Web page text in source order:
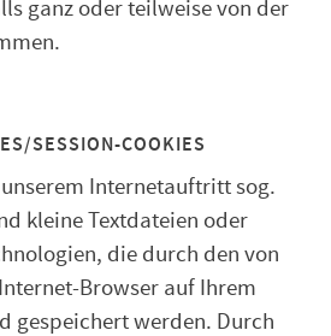
ganz oder teilweise von der
SESSION-COOKIES
Internetauftritt sog.
kleine Textdateien oder
die durch den von
Browser auf Ihrem
gespeichert werden. Durch